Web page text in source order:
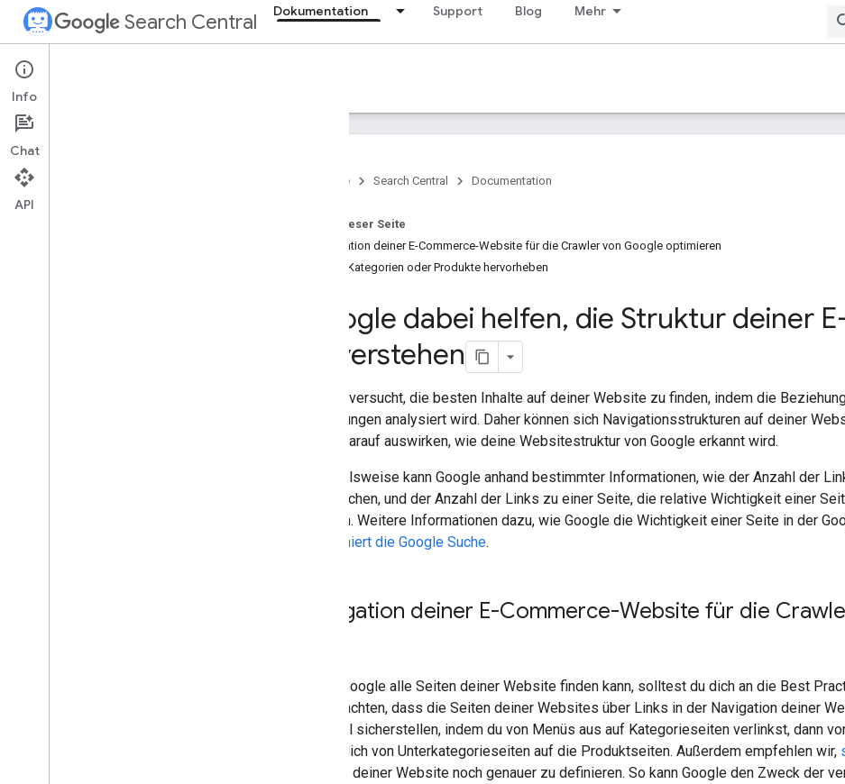
Search Central Dokumentation Support Blog Mehr
Documentation
SEO-Grundlagen
Startseite Search Central Documentation
Auf dieser Seite
Navigation deiner E-Commerce-Website für die Crawler von Google optimieren
Beste Kategorien oder Produkte hervorheben
Google dabei helfen, die Struktur deiner
zu verstehen
Google versucht, die besten Inhalte auf deiner Website zu finden, indem die
Verlinkungen analysiert wird. Daher können sich Navigationsstrukturen auf deiner
Links, darauf auswirken, wie deine Websitestruktur von Google erkannt wird.
Beispielsweise kann Google anhand bestimmter Informationen, wie der Anzahl der
zu erreichen, und der Anzahl der Links zu einer Seite, die relative Wichtigkeit einer
ableiten. Weitere Informationen dazu, wie Google die Wichtigkeit einer Seite in der
funktioniert die Google Suche.
Navigation deiner E-Commerce-Website für die
Damit Google alle Seiten deiner Website finden kann, solltest du dich an die Best
darauf achten, dass die Seiten deiner Websites über Links in der Navigation deiner
Beispiel sicherstellen, indem du von Menüs aus auf Kategorieseiten verlinkst, dann
schließlich von Unterkategorieseiten auf die Produktseiten. Außerdem empfehlen wir,
Struktur deiner Website noch genauer zu definieren. So kann Google den Zweck der
Info
Chat
API